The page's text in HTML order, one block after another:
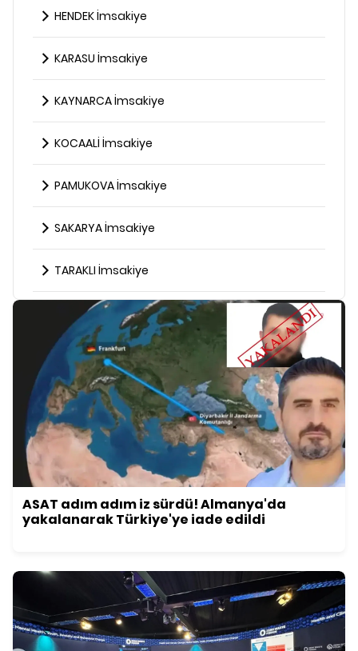
HENDEK İmsakiye
KARASU İmsakiye
KAYNARCA İmsakiye
KOCAALİ İmsakiye
PAMUKOVA İmsakiye
SAKARYA İmsakiye
TARAKLI İmsakiye
ASAT adım adım iz sürdü! Almanya'da
yakalanarak Türkiye'ye iade edildi